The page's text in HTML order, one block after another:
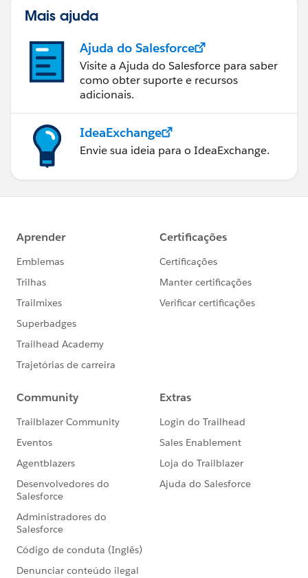
Mais ajuda
Ajuda do Salesforce
Visite a Ajuda do Salesforce para saber
como obter suporte e recursos
adicionais.
IdeaExchange
Envie sua ideia para o IdeaExchange.